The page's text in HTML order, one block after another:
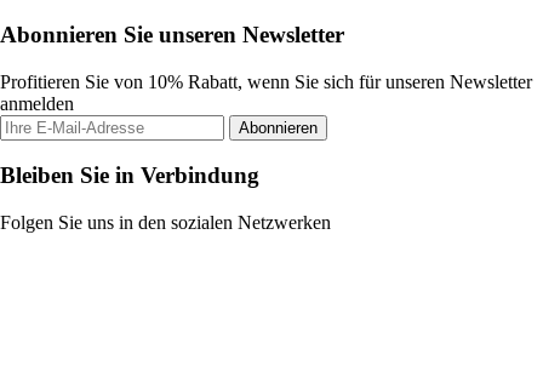
Abonnieren Sie unseren Newsletter
Profitieren Sie von 10% Rabatt, wenn Sie sich für unseren Newsletter
anmelden
Abonnieren
Bleiben Sie in Verbindung
Folgen Sie uns in den sozialen Netzwerken